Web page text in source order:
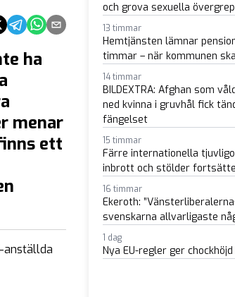
Facebook
på Twitter
Dela på Telegram
Dela på Whatsapp
Dela via e-post
ha
menar
ett
anställda
och grova sexuella
13 timmar
Hemtjänsten lämnar
timmar – när kommunen
14 timmar
BILDEXTRA: Afghan som
ned kvinna i gruvhål fick
fängelset
15 timmar
Färre internationella
inbrott och stölder
16 timmar
Ekeroth:
svenskarna allvarligaste
1 dag
Nya EU-regler ger